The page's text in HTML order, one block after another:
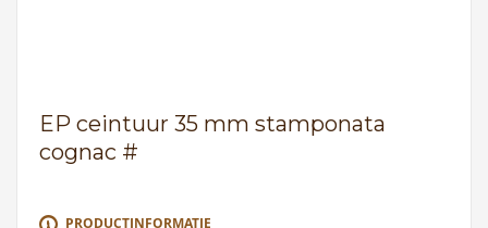
EP ceintuur 35 mm stamponata
cognac #
PRODUCTINFORMATIE